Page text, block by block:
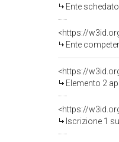
Ente schedatore del bene
<https://
Ente
<https://
Elemento 2
<https://
Iscrizione 1